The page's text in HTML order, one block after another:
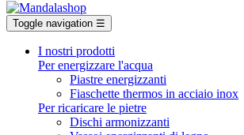
Toggle navigation ☰
I nostri prodotti
Per energizzare l'acqua
Piastre energizzanti
Fiaschette thermos in acciaio inox
Per ricaricare le pietre
Dischi armonizzanti